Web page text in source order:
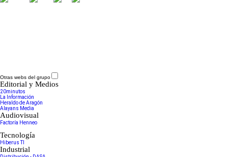
Otras webs del grupo
Editorial y Medios
20minutos
La Información
Heraldo de Aragón
Alayans Media
Audiovisual
Factoría Henneo
Tecnología
Hiberus TI
Industrial